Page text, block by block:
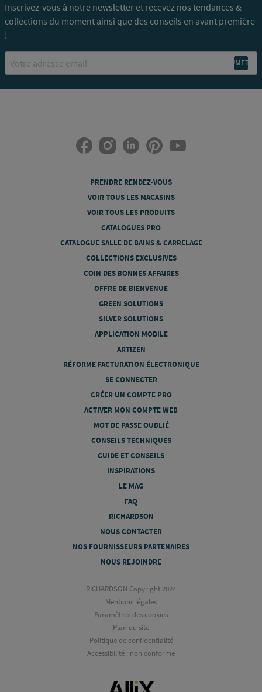
Inscrivez-vous à notre newsletter et recevez nos tendances &
collections du moment ainsi que des conseils en avant première
!
Email
PRENDRE RENDEZ-VOUS
VOIR TOUS LES MAGASINS
VOIR TOUS LES PRODUITS
CATALOGUES PRO
CATALOGUE SALLE DE BAINS & CARRELAGE
COLLECTIONS EXCLUSIVES
COIN DES BONNES AFFAIRES
OFFRE DE BIENVENUE
GREEN SOLUTIONS
SILVER SOLUTIONS
APPLICATION MOBILE
ARTIZEN
RÉFORME FACTURATION ÉLECTRONIQUE
SE CONNECTER
CRÉER UN COMPTE PRO
ACTIVER MON COMPTE WEB
MOT DE PASSE OUBLIÉ
CONSEILS TECHNIQUES
GUIDE ET CONSEILS
INSPIRATIONS
LE MAG
FAQ
RICHARDSON
NOUS CONTACTER
NOS FOURNISSEURS PARTENAIRES
NOUS REJOINDRE
RICHARDSON Copyright 2024
Mentions légales
Paramètres des cookies
Plan du site
Politique de confidentialité
Accessibilité : non conforme